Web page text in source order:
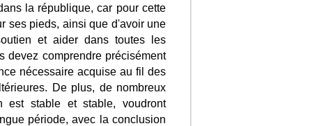
la république, car pour cette
ses pieds, ainsi que d'avoir une
et aider dans toutes les
devez comprendre précisément
nécessaire acquise au fil des
De plus, de nombreux
est stable et stable, voudront
période, avec la conclusion